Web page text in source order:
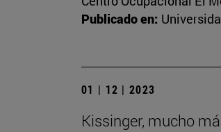
Publicado en:
01 | 12 | 2023
Kissinger, mucho